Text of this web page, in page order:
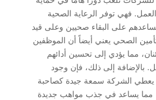
فهي توفر الرعاية الصحية
على البقاء صحيين وعلى قيد
الصحي يعني أيضاً أن الموظفين
مما يؤدي إلى تحسين أدائهم
بالإضافة إلى ذلك، فإن وجود
يعطي الشركة سمعة جيدة كصاحبة
مما يساعد في جذب مواهب جديدة